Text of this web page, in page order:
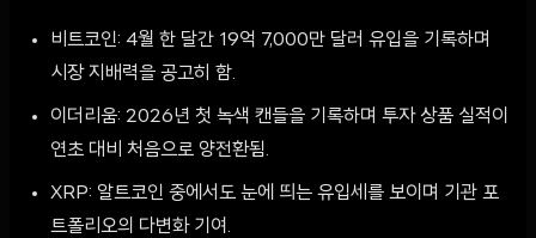
비트코인: 4월 한 달간 19억 7,000만 달러 유입을 기록하며
시장 지배력을 공고히 함.
이더리움: 2026년 첫 녹색 캔들을 기록하며 투자 상품 실적이
연초 대비 처음으로 양전환됨.
XRP: 알트코인 중에서도 눈에 띄는 유입세를 보이며 기관 포
트폴리오의 다변화 기여.